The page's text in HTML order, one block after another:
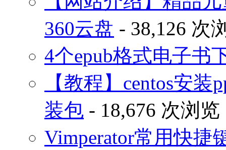
360云盘 - 38,126 次
4个epub格式电子书
【教程】centos安
装包 - 18,676 次浏览
Vimperator常用快捷